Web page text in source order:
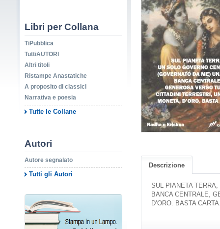
Libri per Collana
TiPubblica
TuttiAUTORI
Altri titoli
Ristampe Anastatiche
A proposito di classici
Narrativa e poesia
Tutte le Collane
Autori
Autore segnalato
Tutti gli Autori
Descrizione
SUL PIANETA
BANCA CENTRALE,
D’ORO. BASTA